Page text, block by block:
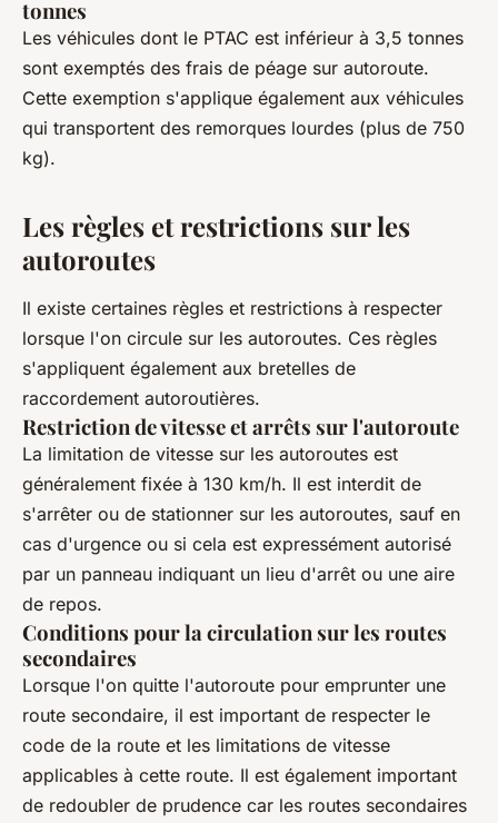
tonnes
Les véhicules dont le PTAC est inférieur à 3,5 tonnes
sont exemptés des frais de péage sur autoroute.
Cette exemption s'applique également aux véhicules
qui transportent des remorques lourdes (plus de 750
kg).
Les règles et restrictions sur les
autoroutes
Il existe certaines règles et restrictions à respecter
lorsque l'on circule sur les autoroutes. Ces règles
s'appliquent également aux bretelles de
raccordement autoroutières.
Restriction de vitesse et arrêts sur l'autoroute
La limitation de vitesse sur les autoroutes est
généralement fixée à 130 km/h. Il est interdit de
s'arrêter ou de stationner sur les autoroutes, sauf en
cas d'urgence ou si cela est expressément autorisé
par un panneau indiquant un lieu d'arrêt ou une aire
de repos.
Conditions pour la circulation sur les routes
secondaires
Lorsque l'on quitte l'autoroute pour emprunter une
route secondaire, il est important de respecter le
code de la route et les limitations de vitesse
applicables à cette route. Il est également important
de redoubler de prudence car les routes secondaires